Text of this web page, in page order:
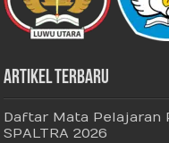
Artikel Terbaru
Daftar Mata Pelajaran
SPALTRA 2026